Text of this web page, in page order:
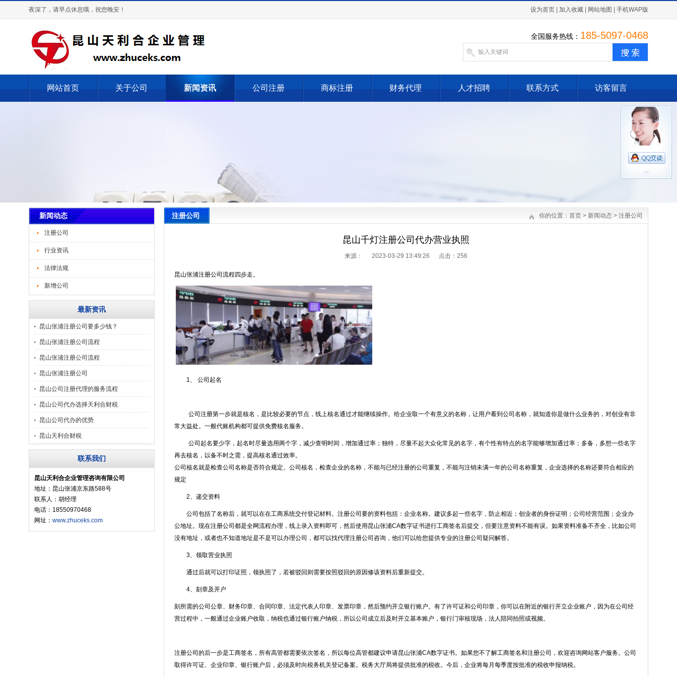
夜深了，请早点休息哦，祝您晚安！ 设为首页 加入收藏 网站地图 手机WAP版
全国服务热线： 185-5097-0468
网站首页 关于公司 新闻资讯 公司注册 商标注册 财务代理 人才招聘 联系方式 访客留言
1
新闻动态
注册公司
行业资讯
法律法规
新增公司
最新资讯
昆山张浦注册公司要多少钱？
昆山张浦注册公司流程
昆山张浦注册公司流程
昆山张浦注册公司
昆山公司注册代理的服务流程
昆山公司代办选择天利合财税
昆山公司代办的优势
昆山天利合财税
联系我们
昆山天利合企业管理咨询有限公司
地址：昆山张浦京东路588号
联系人：胡经理
电话：18550970468
网址： www.zhuceks.com
注册公司 你的位置： 首页 > 新闻动态 > 注册公司
昆山千灯注册公司代办营业执照
来源： 2023-03-29 13:49:26 点击： 256
昆山张浦注册公司流程四步走。
1、 公司起名
公司注册第一步就是核名，是比较必要的节点，线上核名通过才能继续操作。给企业取一个有意义的名称，让用户看到公司名称，就知道你是做什么业务的，对创业有非
常大益处。一般代账机构都可提供免费核名服务。
公司起名要少字，起名时尽量选用两个字，减少查明时间，增加通过率；独特，尽量不起大众化常见的名字，有个性有特点的名字能够增加通过率；多备，多想一些名字
再去核名，以备不时之需，提高核名通过效率。
公司核名就是检查公司名称是否符合规定。公司核名，检查企业的名称，不能与已经注册的公司重复，不能与注销未满一年的公司名称重复，企业选择的名称还要符合相应的
规定
2、递交资料
公司包括了名称后，就可以在在工商系统交付登记材料。注册公司要的资料包括：企业名称。建议多起一些名字，防止相近；创业者的身份证明；公司经营范围；企业办
公地址。现在注册公司都是全网流程办理，线上录入资料即可，然后使用 昆山张浦CA数字证书进行工商签名后提交，但要注意资料不能有误。如果资料准备不齐全，比如公司
没有地址，或者也不知道地址是不是可以办理公司，都可以找代理注册公司咨询，他们可以给您提供专业的注册公司疑问解答。
3、领取营业执照
通过后就可以打印证照，领执照了，若被驳回则需要按照驳回的原因修该资料后重新提交。
4、刻章及开户
刻所需的公司公章、财务印章、合同印章、法定代表人印章、发票印章，然后预约开立银行账户。有了许可证和公司印章，你可以在附近的银行开立企业账户，因为在公司经
营过程中，一般通过企业账户收取，纳税也通过银行账户纳税，所以公司成立后及时开立基本账户，银行门审核现场，法人陪同拍照或视频。
注册公司的后一步是工商签名，所有高管都需要依次签名，所以每位高管都建议申请昆山张浦CA数字证书。如果您不了解工商签名和注册公司，欢迎咨询网站客户服务。公司
取得许可证、企业印章、银行账户后，必须及时向税务机关登记备案。税务大厅局将提供批准的税收。今后，企业将每月每季度按批准的税收申报纳税。